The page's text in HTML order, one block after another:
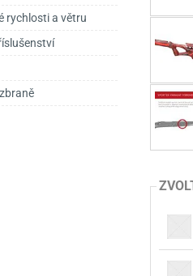
Brokovnice
Pistole
Obranné spreje
rychlosti a větru